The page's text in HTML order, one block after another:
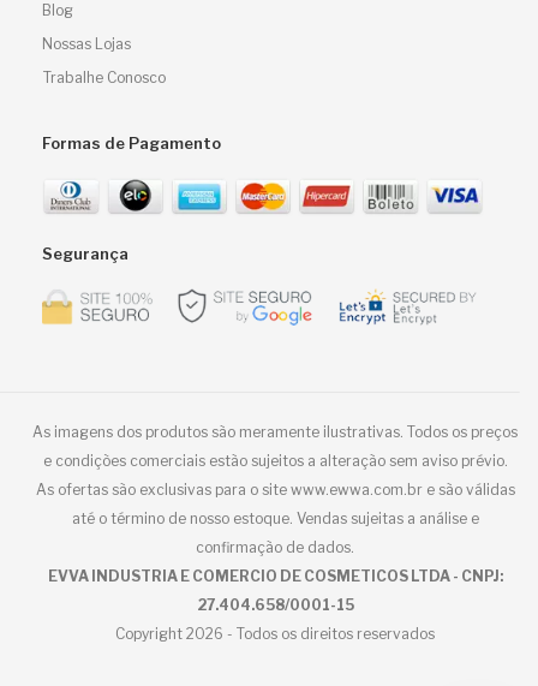
Blog
Nossas Lojas
Trabalhe Conosco
Formas de Pagamento
Segurança
As imagens dos produtos são meramente ilustrativas. Todos os preços
e condições comerciais estão sujeitos a alteração sem aviso prévio.
As ofertas são exclusivas para o site www.ewwa.com.br e são válidas
até o término de nosso estoque. Vendas sujeitas a análise e
confirmação de dados.
EVVA INDUSTRIA E COMERCIO DE COSMETICOS LTDA - CNPJ:
27.404.658/0001-15
Copyright 2026 - Todos os direitos reservados